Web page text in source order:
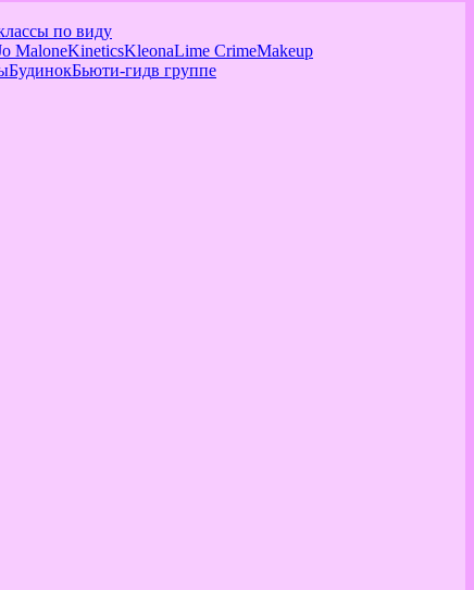
по виду
MaloneKineticsKleonaLime CrimeMakeup
БудинокБьюти-гидв группе